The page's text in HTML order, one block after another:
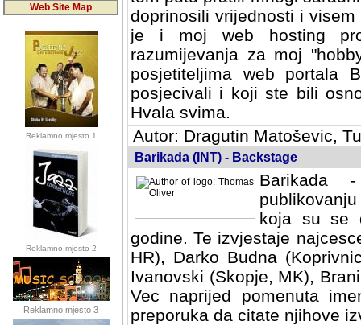
Web Site Map
Reklamno mjesto 1
Reklamno mjesto 2
Reklamno mjesto 3
doprinosili vrijednosti i
je i moj web hosting
razumijevanja za moj
posjetiteljima web portala
posjecivali i koji ste bili
Hvala svima.
Autor: Dragutin Matoševic,
Barikada (INT) - Backstage
Barikada
koja su se
godine. Te izvjestaje
HR), Darko Budna
Ivanovski (Skopje, MK),
Vec naprijed pomenuta
preporuka da citate njihove